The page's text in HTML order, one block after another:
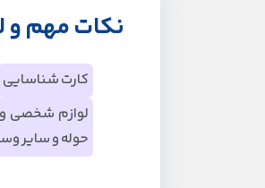
نکات مهم و
کارت شناسایی
لوازم شخصی
حوله و سایر